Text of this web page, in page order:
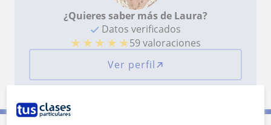
¿Quieres saber más de Laura?
Datos verificados
★ ★ ★ ★ ★59 valoraciones
Ver perfil